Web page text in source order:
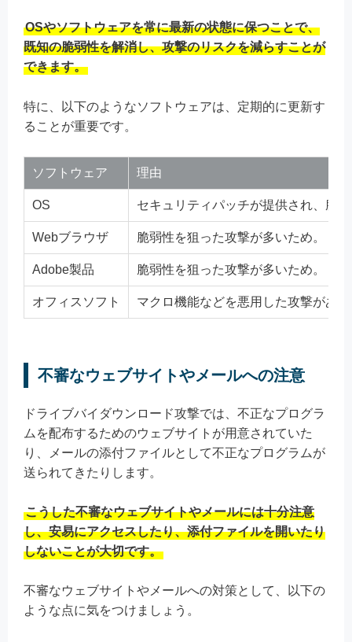
OSやソフトウェアを常に最新の状態に保つことで、
既知の脆弱性を解消し、攻撃のリスクを減らすことが
できます。
特に、以下のようなソフトウェアは、定期的に更新す
ることが重要です。
ソフトウェア 理由
OS セキュリティパッチが提供され、脆
Webブラウザ 脆弱性を狙った攻撃が多いため。
Adobe製品 脆弱性を狙った攻撃が多いため。
オフィスソフト マクロ機能などを悪用した攻撃があ
不審なウェブサイトやメールへの注意
ドライブバイダウンロード攻撃では、不正なプログラ
ムを配布するためのウェブサイトが用意されていた
り、メールの添付ファイルとして不正なプログラムが
送られてきたりします。
こうした不審なウェブサイトやメールには十分注意
し、安易にアクセスしたり、添付ファイルを開いたり
しないことが大切です。
不審なウェブサイトやメールへの対策として、以下の
ような点に気をつけましょう。